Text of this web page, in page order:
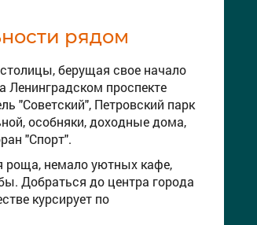
рядом
берущая свое начало
Ленинградском проспекте
"Советский", Петровский парк
особняки, доходные дома,
"Спорт".
роща, немало уютных кафе,
Добраться до центра города
курсирует по